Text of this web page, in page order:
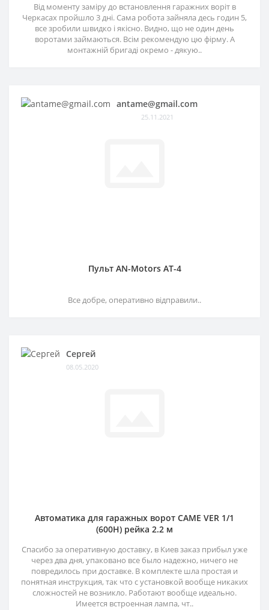
Від моменту заміру до встановлення гаражних воріт в
Черкасах пройшло 3 дні. Сама робота зайняла десь годин 5,
все зробили швидко і якісно. Видно, що не один день
воротами займаються. Всім рекомендую цю фірму. А
монтажній бригаді окремо - дякую..
antame@gmail.com
25.11.2021
Пульт AN-Motors AT-4
Все добре, оперативно відправили..
Сергей
08.05.2020
Автоматика для гаражных ворот CAME VER 1/1
(600H) рейка 2.2 м
Спасибо за оперативную доставку, в Киев заказ прибыл уже
через два дня, упаковано все было надежно, ничего не
повредилось при доставке. В комплекте шла простая и
понятная инструкция, так что с установкой вообще никаких
сложностей не возникло. Работают вообще идеально.
Имеется встроенная лампа, чт..